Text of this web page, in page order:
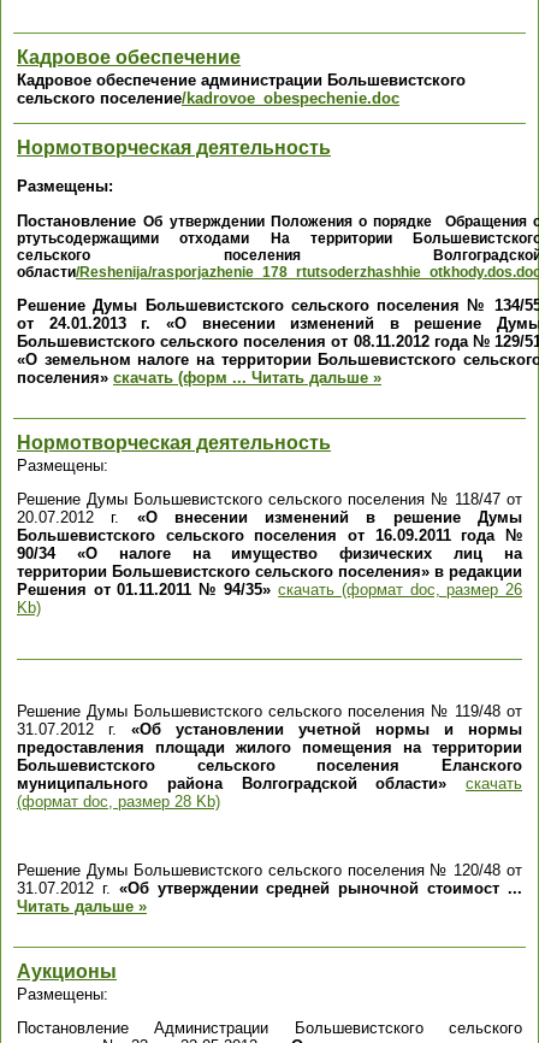
Кадровое обеспечение
Кадровое обеспечение администрации Большевистского
сельского поселение/kadrovoe_obespechenie.doc
Нормотворческая деятельность
Размещены:
ПостановлениеОб утверждении Положения о порядке Обращения
ртутьсодержащими отходами На территории
сельского поселения
области/Reshenija/
Решение Думы Большевистского сельского поселения № 134/
от 24.01.2013 г. «О внесении изменений в решение
Большевистского сельского поселения от 08.11.2012 года № 129/
«О земельном налоге на территории Большевистского
поселения» скачать (форм ... Читать дальше »
Нормотворческая деятельность
Размещены:
Решение Думы Большевистского сельского поселения № 118/47 от
20.07.2012 г. «О внесении изменений в решение Думы
Большевистского сельского поселения от 16.09.2011 года №
90/34 «О налоге на имущество физических лиц на
территории Большевистского сельского поселения» в редакции
Решения от 01.11.2011 № 94/35» скачать (формат doc, размер 26
Kb)
Решение Думы Большевистского сельского поселения № 119/48 от
31.07.2012 г. «Об установлении учетной нормы и нормы
предоставления площади жилого помещения на территории
Большевистского сельского поселения Еланского
муниципального района Волгоградской области»
скачать
(формат doc, размер 28 Kb)
Решение Думы Большевистского сельского поселения № 120/48 от
31.07.2012 г. «Об утверждении средней рыночной стоимост...
Читать дальше »
Аукционы
Размещены:
Постановление Администрации Большевистского сельского